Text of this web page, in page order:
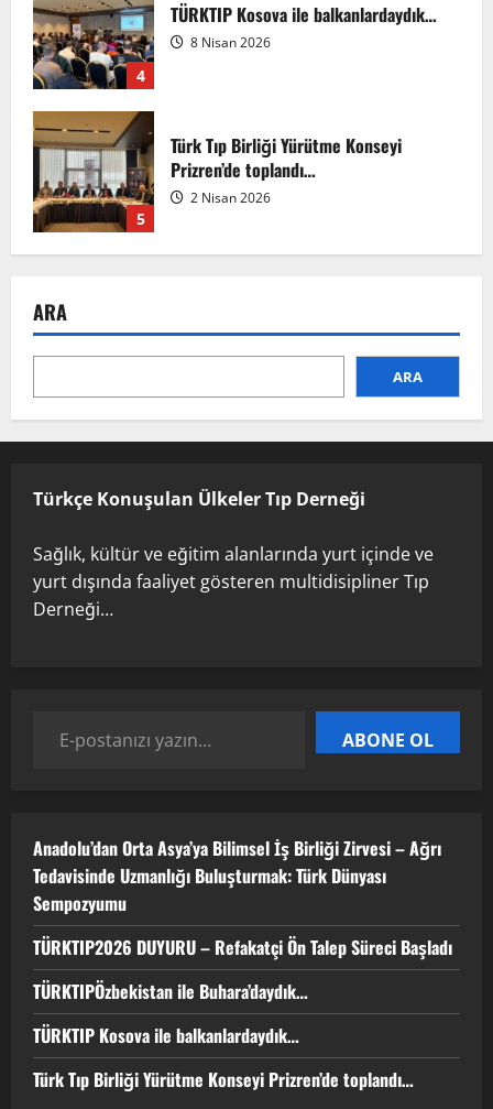
4
TÜRKTIP Kosova ile balkanlardaydık…
8 Nisan 2026
5
Türk Tıp Birliği Yürütme Konseyi
Prizren’de toplandı…
2 Nisan 2026
1
Sempozyumu
2
TÜRKTIPÖzbekistan ile Buhara’daydık…
TÜRKTIP Kosova ile balkanlardaydık…
Türk Tıp Birliği Yürütme Konseyi
Prizren’de toplandı…
ARA
ARA
Türkçe Konuşulan Ülkeler Tıp Derneği
Sağlık, kültür ve eğitim alanlarında yurt içinde ve
yurt dışında faaliyet gösteren multidisipliner Tıp
Derneği…
ABONE OL
Anadolu’dan Orta Asya’ya Bilimsel İş Birliği Zirvesi – Ağrı
Tedavisinde Uzmanlığı Buluşturmak: Türk Dünyası
Sempozyumu
TÜRKTIP2026 DUYURU – Refakatçi Ön Talep Süreci Başladı
TÜRKTIPÖzbekistan ile Buhara’daydık…
TÜRKTIP Kosova ile balkanlardaydık…
Türk Tıp Birliği Yürütme Konseyi Prizren’de toplandı…